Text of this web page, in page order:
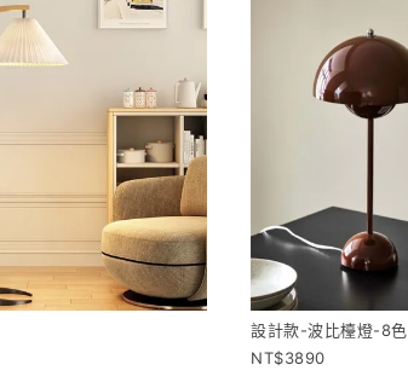
設計款-波比檯燈-8色
3890